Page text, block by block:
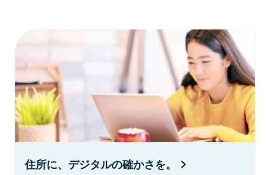
住所に、デジタルの確かさを。